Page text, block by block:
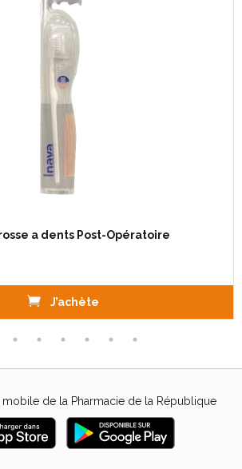
a dents Post-Opératoire
J’achète
mobile de la Pharmacie de la République